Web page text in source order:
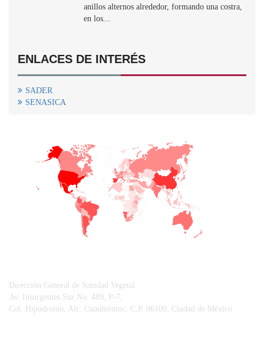
anillos alternos alrededor, formando una costra,
en los...
ENLACES DE INTERÉS
SADER
SENASICA
Dirección General de Sanidad Vegetal.
Av. Insurgentes Sur No. 489, P-7,
Col. Hipódromo, Alc. Cuauhtémoc, C.P. 06100, Ciudad de México